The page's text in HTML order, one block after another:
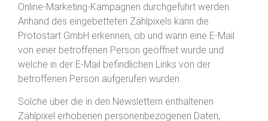
Online-Marketing-Kampagnen durchgeführt werden.
Anhand des eingebetteten Zählpixels kann die
Protostart GmbH erkennen, ob und wann eine E-Mail
von einer betroffenen Person geöffnet wurde und
welche in der E-Mail befindlichen Links von der
betroffenen Person aufgerufen wurden.
Solche über die in den Newslettern enthaltenen
Zählpixel erhobenen personenbezogenen Daten,